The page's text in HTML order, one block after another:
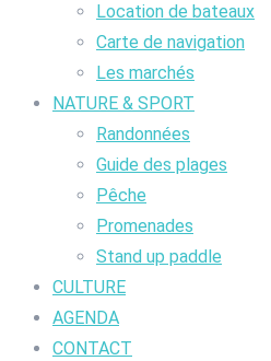
Location de bateaux
Carte de navigation
Les marchés
NATURE & SPORT
Randonnées
Guide des plages
Pêche
Promenades
Stand up paddle
CULTURE
AGENDA
CONTACT